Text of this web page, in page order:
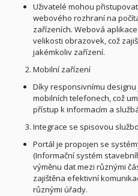
Uživatelé mohou
webového rozhraní na
zařízeních. Webová
velikosti obrazovek, což
jakémkoliv zařízení.
Mobilní zařízení
Díky responsivnímu
mobilních telefonech, což
přístup k informacím a
Integrace se spisovou
Portál je propojen se
(Informační systém
výměnu dat mezi různými
zajištěna efektivní
různými úřady.